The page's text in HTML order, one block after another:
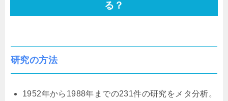
る？
研究の方法
1952年から1988年までの231件の研究をメタ分析。